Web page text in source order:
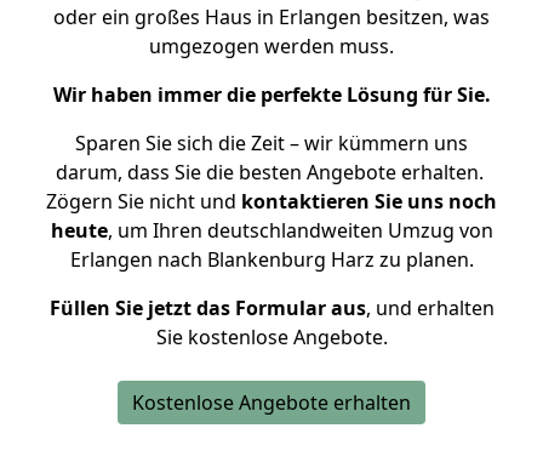
oder ein großes Haus in Erlangen besitzen, was
umgezogen werden muss.
Wir haben immer die perfekte Lösung für Sie.
Sparen Sie sich die Zeit – wir kümmern uns
darum, dass Sie die besten Angebote erhalten.
Zögern Sie nicht und kontaktieren Sie uns noch
heute, um Ihren deutschlandweiten Umzug von
Erlangen nach Blankenburg Harz zu planen.
Füllen Sie jetzt das Formular aus, und erhalten
Sie kostenlose Angebote.
Kostenlose Angebote erhalten